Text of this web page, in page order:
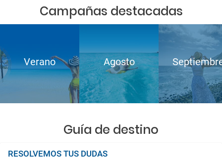
Campañas destacadas
Verano Agosto
Guía de destino
RESOLVEMOS TUS DUDAS